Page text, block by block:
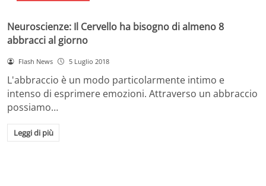
Neuroscienze: Il Cervello ha bisogno di almeno 8
abbracci al giorno
Flash News 5 Luglio 2018
L'abbraccio è un modo particolarmente intimo e
intenso di esprimere emozioni. Attraverso un abbraccio
possiamo…
Leggi di più